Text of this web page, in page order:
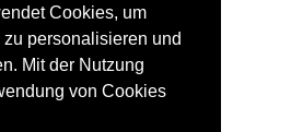
Cookies, um
zu personalisieren und
Mit der Nutzung
von Cookies